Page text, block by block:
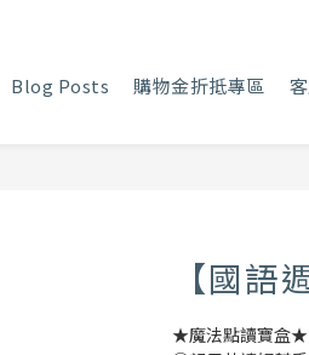
Blog Posts 購物金折抵專區
【國語
★魔法點讀寶盒★